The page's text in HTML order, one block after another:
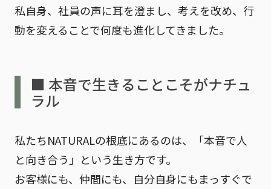
私自身、社員の声に耳を澄まし、考えを改め、行
動を変えることで何度も進化してきました。
■ 本音で生きることこそがナチュ
ラル
私たちNATURALの根底にあるのは、
「本音で人
と向き合う」 という生き方です。
お客様にも、仲間にも、自分自身にもまっすぐで